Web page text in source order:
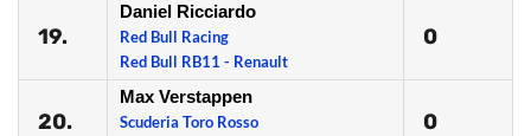
19.
Daniel Ricciardo
Red Bull Racing
Red Bull RB11 - Renault
0
20.
Max Verstappen
Scuderia Toro Rosso
0